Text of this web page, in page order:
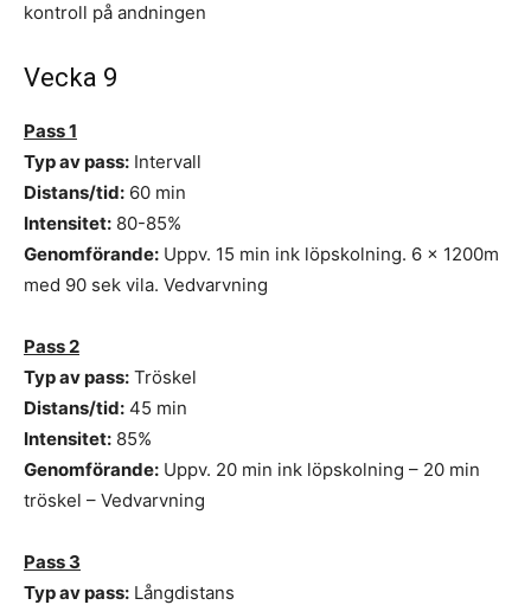
kontroll på andningen
Vecka 9
Pass 1
Typ av pass: Intervall
Distans/tid: 60 min
Intensitet: 80-85%
Genomförande: Uppv. 15 min ink löpskolning. 6 x 1200m
med 90 sek vila. Vedvarvning
Pass 2
Typ av pass: Tröskel
Distans/tid: 45 min
Intensitet: 85%
Genomförande: Uppv. 20 min ink löpskolning – 20 min
tröskel – Vedvarvning
Pass 3
Typ av pass: Långdistans